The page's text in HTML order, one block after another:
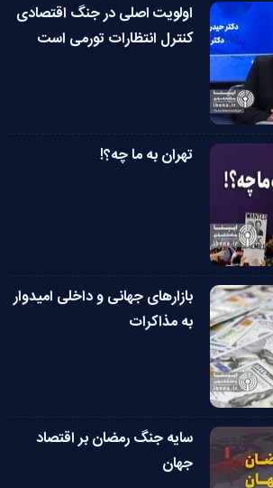
اولویت اصلی در جنگ اقتصادی
کنترل انتظارات تورمی است
تهران به ما چه؟!
بازار‌های جهانی و داخلی امیدوار
به مذاکرات
سایه جنگ رمضان بر اقتصاد
جهان